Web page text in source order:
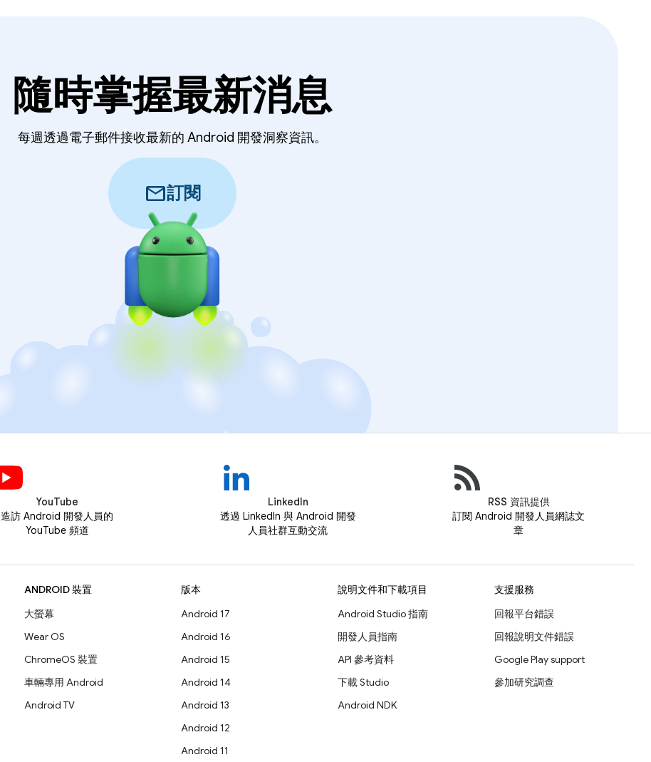
隨時掌握最新消息
每週透過電子郵件接收最新的 Android 開發洞察資訊。
mail訂閱
YouTube
造訪 Android 開發人員的
YouTube 頻道
LinkedIn
透過 LinkedIn 與 Android 開發
人員社群互動交流
RSS 資訊提供
訂閱 Android 開發人員網誌文
章
ANDROID 裝置
大螢幕
Wear OS
ChromeOS 裝置
車輛專用 Android
Android TV
版本
Android 17
Android 16
Android 15
Android 14
Android 13
Android 12
Android 11
說明文件和下載項目
Android Studio 指南
開發人員指南
API 參考資料
下載 Studio
Android NDK
支援服務
回報平台錯誤
回報說明文件錯誤
Google Play support
參加研究調查